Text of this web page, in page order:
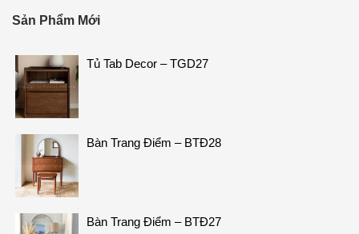
Sản Phẩm Mới
Tủ Tab Decor – TGD27
Bàn Trang Điểm – BTĐ28
Bàn Trang Điểm – BTĐ27